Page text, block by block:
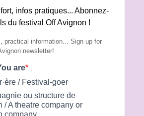
La liberté
peut exister sans le respect
Défendre le festival
c’est défendre un espace
et à tous, fondé sur
-- Pour le Conseil
d'Avignon Festival &
Laurent Domingos et
Coprésidents Harold David,
délégué